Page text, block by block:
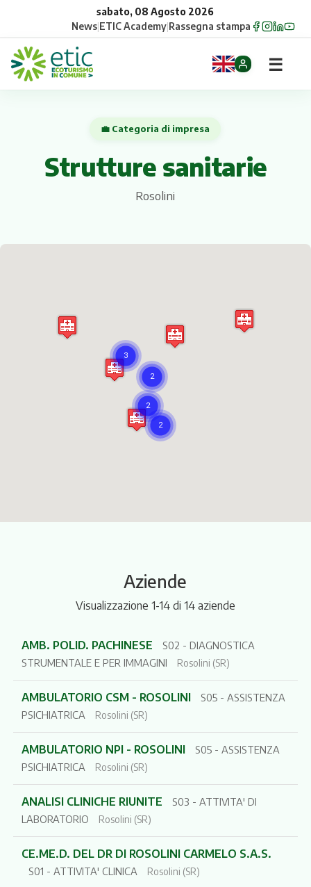
sabato, 08 Agosto 2026
News|ETIC Academy|Rassegna stampa
Comuni
Gruppi
☰
💼 Categoria di impresa
Strutture sanitarie
Rosolini
Aziende
Visualizzazione 1-14 di 14 aziende
AMB. POLID. PACHINESE
S02 - DIAGNOSTICA
STRUMENTALE E PER IMMAGINI
Rosolini (SR)
AMBULATORIO CSM - ROSOLINI
S05 - ASSISTENZA
PSICHIATRICA
Rosolini (SR)
AMBULATORIO NPI - ROSOLINI
S05 - ASSISTENZA
PSICHIATRICA
Rosolini (SR)
ANALISI CLINICHE RIUNITE
S03 - ATTIVITA' DI
LABORATORIO
Rosolini (SR)
CE.ME.D. DEL DR DI ROSOLINI CARMELO S.A.S.
S01 - ATTIVITA' CLINICA Rosolini (SR)